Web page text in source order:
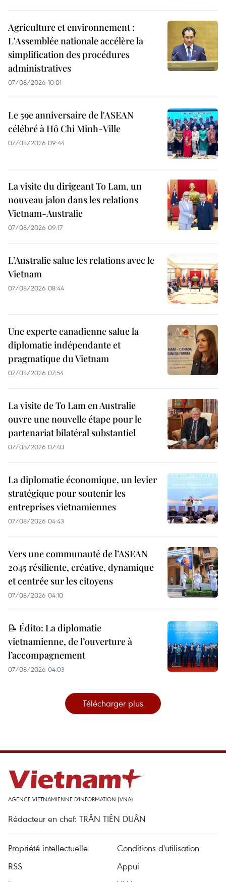
Agriculture et environnement :
L'Assemblée nationale accélère la
simplification des procédures
administratives
07/08/2026 10:01
Le 59e anniversaire de l'ASEAN
célébré à Hô Chi Minh-Ville
07/08/2026 09:44
La visite du dirigeant To Lam, un
nouveau jalon dans les relations
Vietnam-Australie
07/08/2026 09:17
L’Australie salue les relations avec le
Vietnam
07/08/2026 08:44
Une experte canadienne salue la
diplomatie indépendante et
pragmatique du Vietnam
07/08/2026 07:54
La visite de To Lam en Australie
ouvre une nouvelle étape pour le
partenariat bilatéral substantiel
07/08/2026 07:40
La diplomatie économique, un levier
stratégique pour soutenir les
entreprises vietnamiennes
07/08/2026 04:43
Vers une communauté de l’ASEAN
2045 résiliente, créative, dynamique
et centrée sur les citoyens
07/08/2026 04:10
📝 Édito: La diplomatie
vietnamienne, de l’ouverture à
l’accompagnement
07/08/2026 04:03
Télécharger plus
AGENCE VIETNAMIENNE D'INFORMATION (VNA)
Rédacteur en chef: TRÂN TIÊN DUÂN
Propriété intellectuelle
Conditions d'utilisation
RSS
Appui